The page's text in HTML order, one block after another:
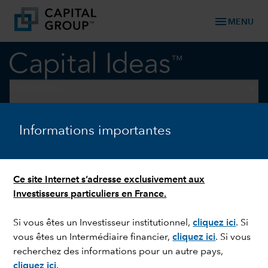
Informations importantes
Ce site Internet s’adresse exclusivement aux
Investisseurs particuliers en France.
Si vous êtes un Investisseur institutionnel,cliquez ici. Si
vous êtes un Intermédiaire financier,cliquez ici. Si vous
recherchez des informations pour un autre pays,
cliquez ici.
menu MENU
OBLIGATIONS
Obligations investment
grade : un marché solide en
dépit des apparences